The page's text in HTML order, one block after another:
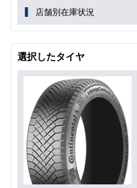
店舗別在庫状況
選択したタイヤ